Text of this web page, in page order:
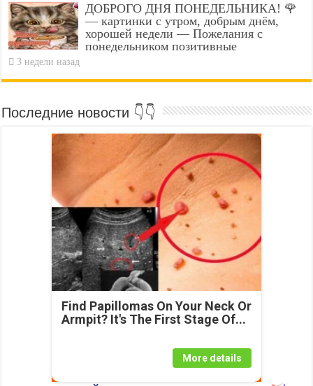
ДОБРОГО ДНЯ ПОНЕДЕЛЬНИКА! 🌹
— картинки с утром, добрым днём,
хорошей недели — Пожелания с
понедельником позитивные
3 недели назад
Последние новости 👇👇
Find Papillomas On Your Neck Or
Armpit? It's The First Stage Of...
More details